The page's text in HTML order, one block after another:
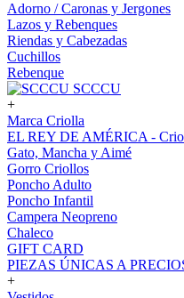
Adorno / Caronas y Jergones
Lazos y Rebenques
Riendas y Cabezadas
Cuchillos
Rebenque
SCCCU
+
Marca Criolla
EL REY DE AMÉRICA -
Gato, Mancha y Aimé
Gorro Criollos
Poncho Adulto
Poncho Infantil
Campera Neopreno
Chaleco
GIFT CARD
PIEZAS ÚNICAS A
+